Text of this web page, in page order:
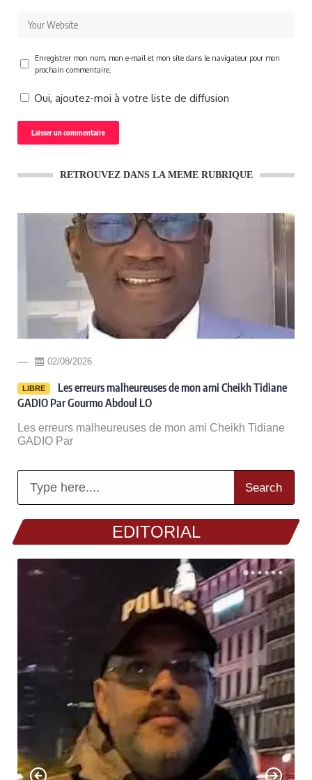
Enregistrer mon nom, mon e-mail et mon site dans le navigateur pour mon
prochain commentaire.
Oui, ajoutez-moi à votre liste de diffusion
RETROUVEZ DANS LA MEME RUBRIQUE
02/08/2026
LIBRE
Les erreurs malheureuses de mon ami Cheikh Tidiane
GADIO Par Gourmo Abdoul LO
Les erreurs malheureuses de mon ami Cheikh Tidiane
GADIO Par
Search
EDITORIAL